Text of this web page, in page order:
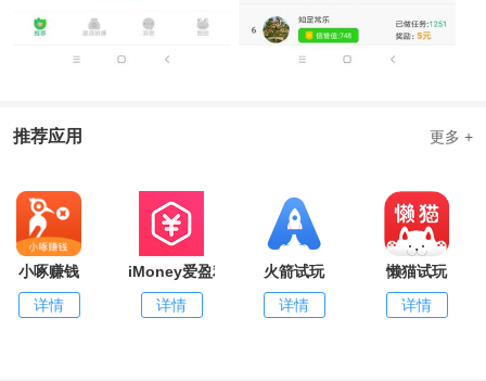
推荐应用 更多 +
小啄赚钱
详情
iMoney爱盈利
详情
火箭试玩
详情
懒猫试玩
详情